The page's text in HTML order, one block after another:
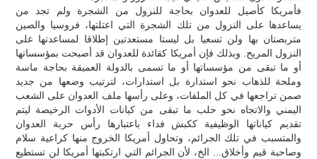
فأمريكا كأصيل للعدوان بحاجة للنزول من الشجرة ولم تجد من
يساعدها على النزول من تلك الشجرة التي اعتلتها، فروسيا والصين
متربصتان بها ولن تسعيا بل ليستا مستعدتين إطلاقا لمساعدتها على
النزول المريح. وبذلك فإن أمريكا كقائدة للعدوان قد أصبحت بمؤسساتها
أو ما تبقى من مؤسساتها أو ما تسمى بالدولة العميقة بحاجة ماسة
وملحة للذهاب نحو استدارة بل استدارات، لترتيب وضعها من جديد
صمن تراجعها في كل الملفات، وعلى رأسها ملف العدوان على الشعب
اليمني والاتجاه نحو حلب ما تبقى من كيانات الأدوات الرخيصة ليتم
تقديم كياناتها الوظيفية ككبش فداء باعتبارها رأس حربة العدوان
والمتسبب في تلك الجرائم، وتحاول أمريكا الخروج منها كراعية سلام
وصاحبة قيم وأخلاق... الخ، لأن الجرائم التي ارتكبتها أمريكا لن تستطيع